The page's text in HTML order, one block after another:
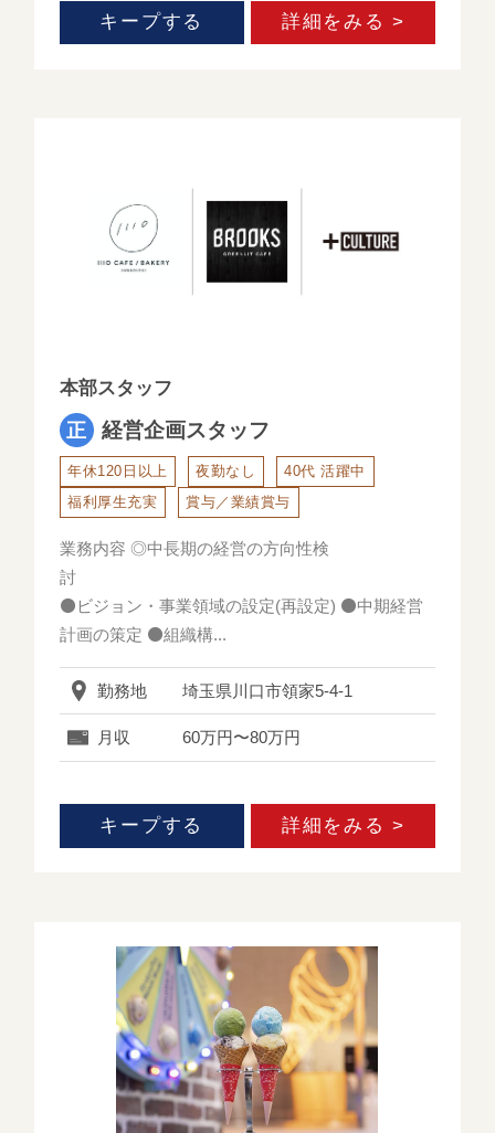
キープする 詳細をみる >
本部スタッフ
経営企画スタッフ
年休120日以上 夜勤なし
40代 活躍中
福利厚生充実
賞与／業績賞与
業務内容 ◎中長期の経営の方向性検
討
⚫️ビジョン・事業領域の設定(再設定) ⚫️中期経営
計画の策定 ⚫️組織構...
勤務地 埼玉県川口市領家5-4-1
月収 60万円〜80万円
キープする 詳細をみる >